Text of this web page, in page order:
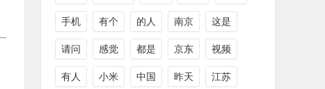
手机 有个 的人 南京 这是
请问 感觉 都是 京东 视频
有人 小米 中国 昨天 江苏